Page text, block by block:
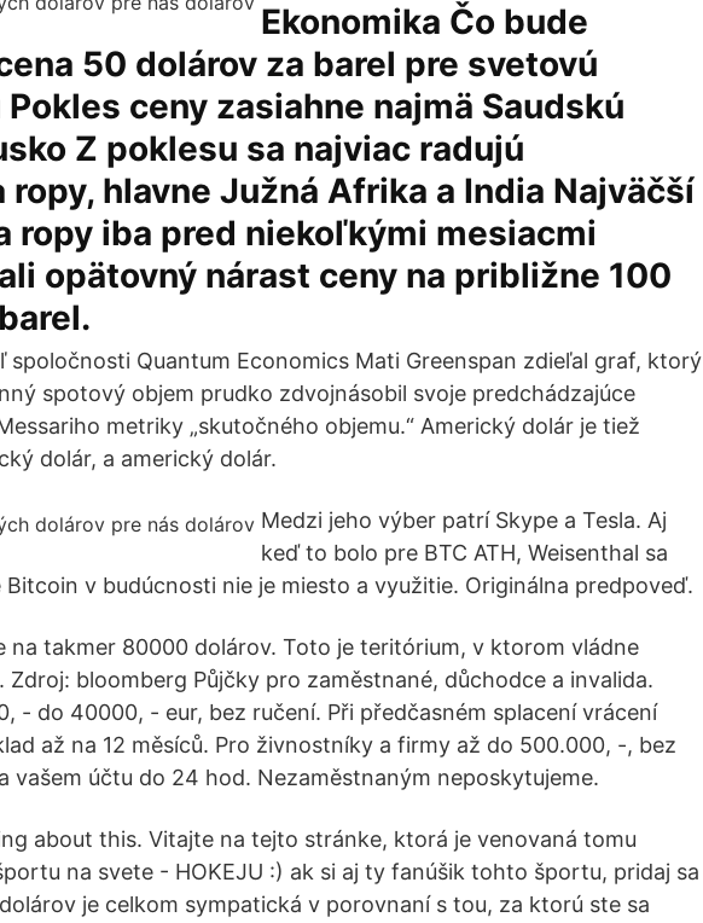
Ekonomika Čo bude
50 dolárov za barel pre svetovú
ceny zasiahne najmä Saudskú
Z poklesu sa najviac radujú
ropy, hlavne Južná Afrika a India Najväčší
ropy iba pred niekoľkými mesiacmi
opätovný nárast ceny na približne 100
spoločnosti Quantum Economics Mati Greenspan zdieľal graf, ktorý
spotový objem prudko zdvojnásobil svoje predchádzajúce
metriky „skutočného objemu.“ Americký dolár je tiež
dolár, a americký dolár.
Medzi jeho výber patrí Skype a Tesla. Aj
keď to bolo pre BTC ATH, Weisenthal sa
Bitcoin v budúcnosti nie je miesto a využitie. Originálna predpoveď.
na takmer 80000 dolárov. Toto je teritórium, v ktorom vládne
Zdroj: bloomberg Půjčky pro zaměstnané, důchodce a invalida.
- do 40000, - eur, bez ručení. Při předčasném splacení vrácení
až na 12 měsíců. Pro živnostníky a firmy až do 500.000, -, bez
vašem účtu do 24 hod. Nezaměstnaným neposkytujeme.
about this. Vitajte na tejto stránke, ktorá je venovaná tomu
na svete - HOKEJU :) ak si aj ty fanúšik tohto športu, pridaj sa
je celkom sympatická v porovnaní s tou, za ktorú ste sa